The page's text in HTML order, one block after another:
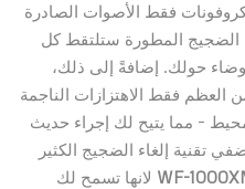
فقط الأصوات الصادرة
الضجيج المطورة ستلتقط كل
حولك. إضافةً إلى ذلك،
فقط الاهتزازات الناجمة
– مما يتيح لك إجراء حديث
تقنية إلغاء الضجيج الكثير
WF- لانها تسمح لك